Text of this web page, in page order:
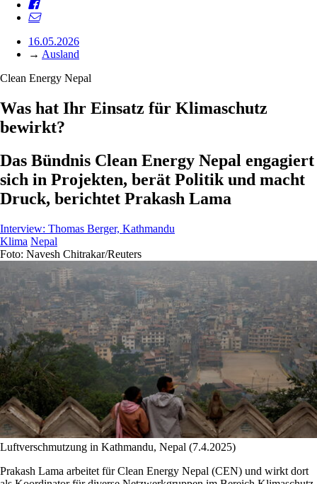
16.05.2026
→ Ausland
Clean Energy Nepal
Was hat Ihr Einsatz für Klimaschutz
bewirkt?
Das Bündnis Clean Energy Nepal engagiert
sich in Projekten, berät Politik und macht
Druck, berichtet Prakash Lama
Interview: Thomas Berger, Kathmandu
Klima Nepal
Foto: Navesh Chitrakar/Reuters
Luftverschmutzung in Kathmandu, Nepal (7.4.2025)
Prakash Lama arbeitet für Clean Energy Nepal (CEN) und wirkt dort